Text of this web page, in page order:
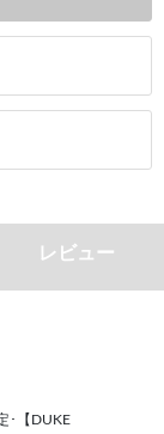
レビュー
･【DUKE